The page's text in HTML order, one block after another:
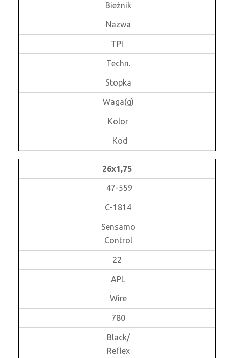
Bieżnik
Nazwa
TPI
Techn.
Stopka
Waga(g)
Kolor
Kod
26x1,75
47-559
C-1814
Sensamo
Control
22
APL
Wire
780
Black/
Reflex